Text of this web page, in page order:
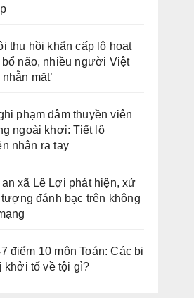
thu hồi khẩn cấp lô hoạt
bổ não, nhiều người Việt
nhẵn mặt’
phạm đâm thuyền viên
ngoài khơi: Tiết lộ
nhân ra tay
xã Lê Lợi phát hiện, xử
tượng đánh bạc trên không
điểm 10 môn Toán: Các bị
khởi tố về tội gì?